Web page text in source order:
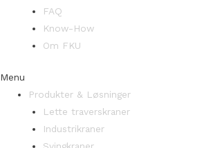
FAQ
Know-How
Om FKU
Menu
Produkter & Løsninger
Lette traverskraner
Industrikraner
Svingkraner